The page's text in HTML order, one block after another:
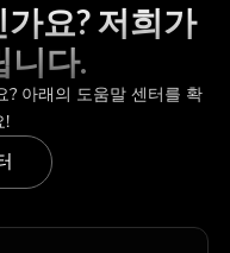
요? 저희가
니다.
? 아래의 도움말 센터를 확
!